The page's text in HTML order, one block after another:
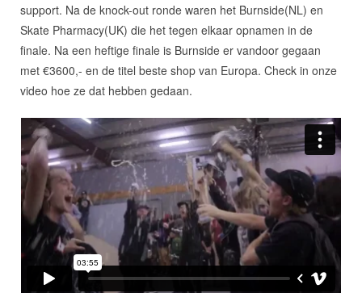
support. Na de knock-out ronde waren het Burnside(NL) en
Skate Pharmacy(UK) die het tegen elkaar opnamen in de
finale. Na een heftige finale is Burnside er vandoor gegaan
met €3600,- en de titel beste shop van Europa. Check in onze
video hoe ze dat hebben gedaan.